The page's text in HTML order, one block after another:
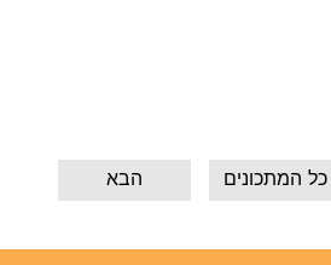
הבא כל המתכונים